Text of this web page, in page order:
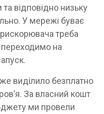
та відповідно низьку
У мережі буває
треба
переходимо на
виділило безплатно
За власний кошт
ми провели